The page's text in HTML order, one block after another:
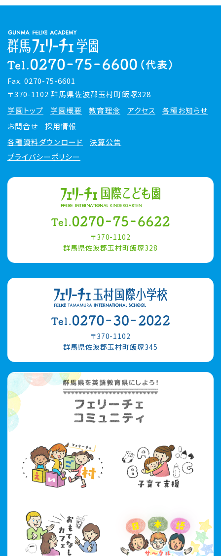
Fax. 0270-75-6601
〒370-1102 群馬県佐波郡玉村町飯塚328
プライバシーポリシー
学園トップ 学園概要 教育理念 アクセス
各種お知らせ
お問合せ
採用情報
各種資料ダウンロード
決算公告
〒370-1102
群馬県佐波郡玉村町飯塚328
〒370-1102
群馬県佐波郡玉村町飯塚345